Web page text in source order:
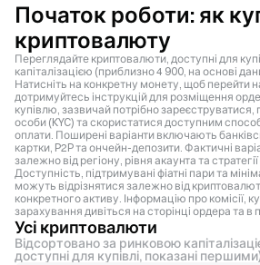
Початок роботи: як
криптовалюту
Переглядайте криптовалюти, доступні для
капіталізацією (приблизно 4 900, на основі
Натисніть на конкретну монету, щоб перейти на
дотримуйтесь інструкцій для розміщення
купівлю, зазвичай потрібно зареєструватися,
особи (KYC) та скористатися доступним
оплати. Поширені варіанти включають
картки, P2P та ончейн-депозити. Фактичні
залежно від регіону, рівня акаунта та
Доступність, підтримувані фіатні пари та
можуть відрізнятися залежно від
конкретного активу. Інформацію про комісії,
зарахування дивіться на сторінці ордера та
Усі криптовалюти
Відсортовано за ринковою
доступні для купівлі, показані